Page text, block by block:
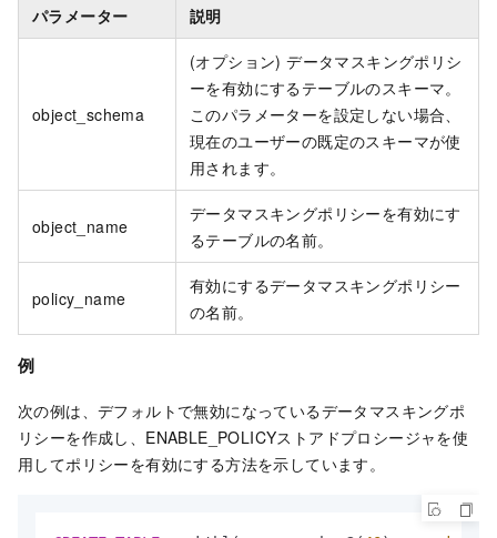
パラメーター 説明
object_schema
(オプション) データマスキングポリシ
ーを有効にするテーブルのスキーマ。
このパラメーターを設定しない場合、
現在のユーザーの既定のスキーマが使
用されます。
object_name
データマスキングポリシーを有効にす
るテーブルの名前。
policy_name
有効にするデータマスキングポリシー
の名前。
例
次の例は、デフォルトで無効になっているデータマスキングポ
リシーを作成し、ENABLE_POLICYストアドプロシージャを使
用してポリシーを有効にする方法を示しています。